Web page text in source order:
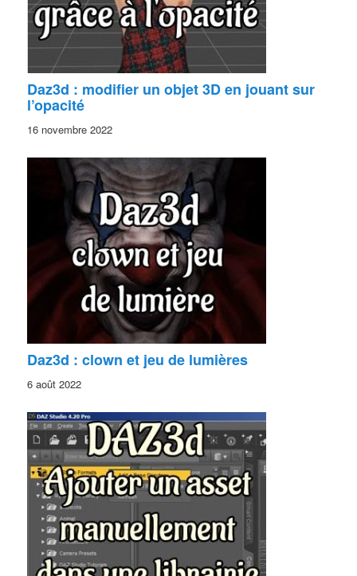
Daz3d : modifier un objet 3D en jouant sur
l’opacité
16 novembre 2022
Daz3d : clown et jeu de lumières
6 août 2022